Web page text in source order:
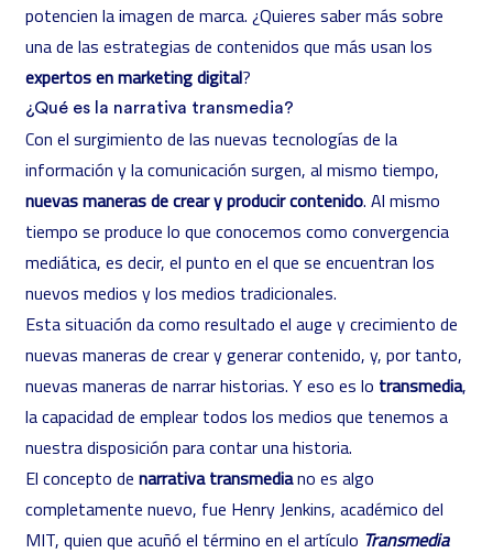
potencien la imagen de marca. ¿Quieres saber más sobre
una de las estrategias de contenidos que más usan los
expertos en marketing digital?
¿Qué es la narrativa transmedia?
Con el surgimiento de las nuevas tecnologías de la
información y la comunicación surgen, al mismo tiempo,
nuevas maneras de crear y producir contenido. Al mismo
tiempo se produce lo que conocemos como convergencia
mediática, es decir, el punto en el que se encuentran los
nuevos medios y los medios tradicionales.
Esta situación da como resultado el auge y crecimiento de
nuevas maneras de crear y generar contenido, y, por tanto,
nuevas maneras de narrar historias. Y eso es lo transmedia,
la capacidad de emplear todos los medios que tenemos a
nuestra disposición para contar una historia.
El concepto de narrativa transmediano es algo
completamente nuevo, fue Henry Jenkins, académico del
MIT, quien que acuñó el término en el artículo Transmedia